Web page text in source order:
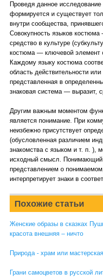
Проведя данное
формируется и существует
внутри сообщества,
Совокупность языков
средство в культуре
костюма — ключевой элемент
Каждому языку костюма
область действительности
представленная в
знаковая система — выразит,
Другим важным моментом
является понимание. При
неизбежно присутствует
(обусловленная различием
знакомства с языком и т. п. ),
исходный смысл. Понимающий
представлением о
интерпретирует знаки в
Похожие статьи
Женские образы в сказках
красота внешняя – ничто
Природа - храм или мастерская
Грани самоцветов в русской